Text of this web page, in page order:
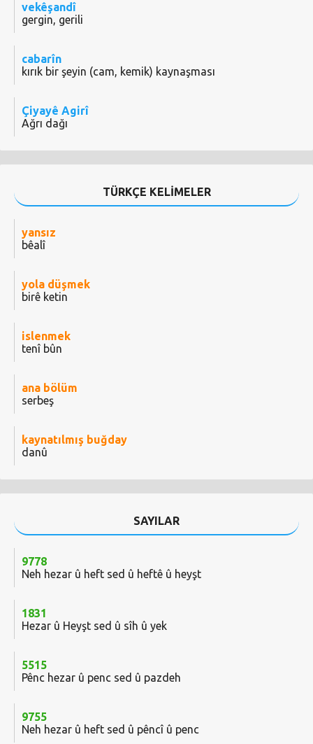
vekêşandî
gergin, gerili
cabarîn
kırık bir şeyin (cam, kemik) kaynaşması
Çiyayê Agirî
Ağrı dağı
TÜRKÇE KELİMELER
yansız
bêalî
yola düşmek
birê ketin
islenmek
tenî bûn
ana bölüm
serbeş
kaynatılmış buğday
danû
SAYILAR
9778
Neh hezar û heft sed û heftê û heyşt
1831
Hezar û Heyşt sed û sîh û yek
5515
Pênc hezar û penc sed û pazdeh
9755
Neh hezar û heft sed û pêncî û penc